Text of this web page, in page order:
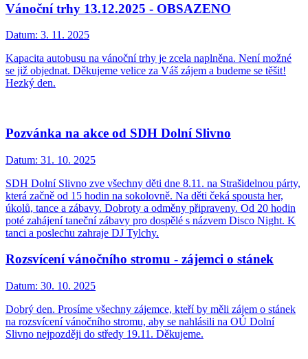
Vánoční trhy 13.12.2025 - OBSAZENO
Datum: 3. 11. 2025
Kapacita autobusu na vánoční trhy je zcela naplněna. Není možné
se již objednat. Děkujeme velice za Váš zájem a budeme se těšit!
Hezký den.
Pozvánka na akce od SDH Dolní Slivno
Datum: 31. 10. 2025
SDH Dolní Slivno zve všechny děti dne 8.11. na Strašidelnou párty,
která začně od 15 hodin na sokolovně. Na děti čeká spousta her,
úkolů, tance a zábavy. Dobroty a odměny připraveny. Od 20 hodin
poté zahájení taneční zábavy pro dospělé s názvem Disco Night. K
tanci a poslechu zahraje DJ Tylchy.
Rozsvícení vánočního stromu - zájemci o stánek
Datum: 30. 10. 2025
Dobrý den. Prosíme všechny zájemce, kteří by měli zájem o stánek
na rozsvícení vánočního stromu, aby se nahlásili na OÚ Dolní
Slivno nejpozději do středy 19.11. Děkujeme.